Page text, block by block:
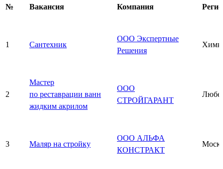
№ Вакансия Компания
1 Сантехник
ООО Экспертные
Решения
2
Мастер
по реставрации ванн
жидким акрилом
ООО
СТРОЙГАРАНТ
3 Маляр на стройку
ООО АЛЬФА
КОНСТРАКТ